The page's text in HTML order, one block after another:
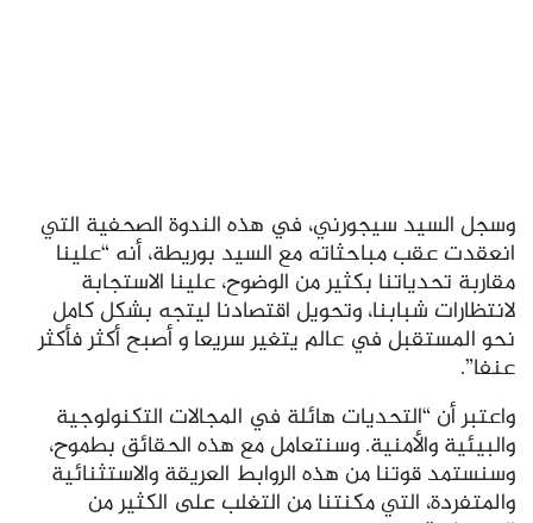
وسجل السيد سيجورني، في هذه الندوة الصحفية التي
انعقدت عقب مباحثاته مع السيد بوريطة، أنه “علينا
مقاربة تحدياتنا بكثير من الوضوح، علينا الاستجابة
لانتظارات شبابنا، وتحويل اقتصادنا ليتجه بشكل كامل
نحو المستقبل في عالم يتغير سريعا و أصبح أكثر فأكثر
عنفا”.
واعتبر أن “التحديات هائلة في المجالات التكنولوجية
والبيئية والأمنية. وسنتعامل مع هذه الحقائق بطموح،
وسنستمد قوتنا من هذه الروابط العريقة والاستثنائية
والمتفردة، التي مكنتنا من التغلب على الكثير من